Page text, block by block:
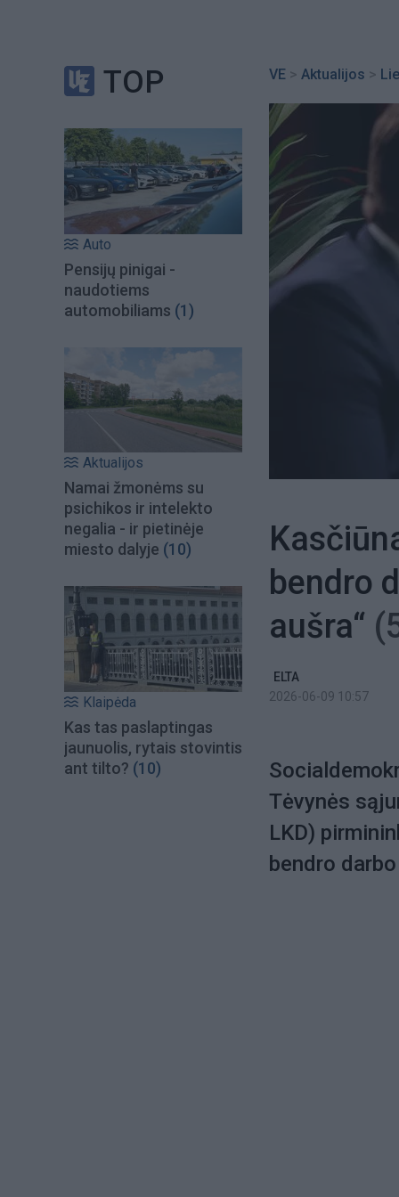
TOP
Auto
Pensijų pinigai -
naudotiems
automobiliams (1)
Aktualijos
Namai žmonėms su
psichikos ir intelekto
negalia - ir pietinėje
miesto dalyje (10)
Klaipėda
Kas tas paslaptingas
jaunuolis, rytais stovintis
ant tilto? (10)
VE > Aktualijos >
bendro
aušra“
ELTA
2026-06-09 10:57
Tėvynės
LKD)
bendro